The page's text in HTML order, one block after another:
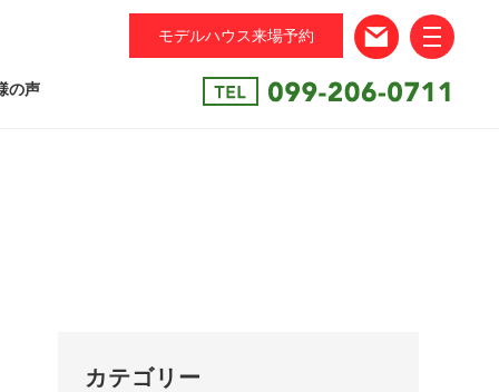
モデルハウス来場予約
の声
toggle
navigation
カテゴリー